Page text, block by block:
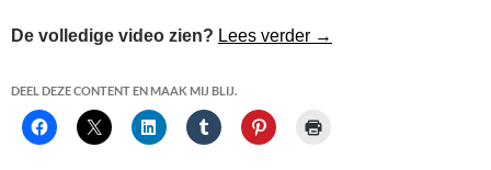
De volledige video zien? Lees verder Omran Daqneesh
→
DEEL DEZE CONTENT EN MAAK MIJ BLIJ.